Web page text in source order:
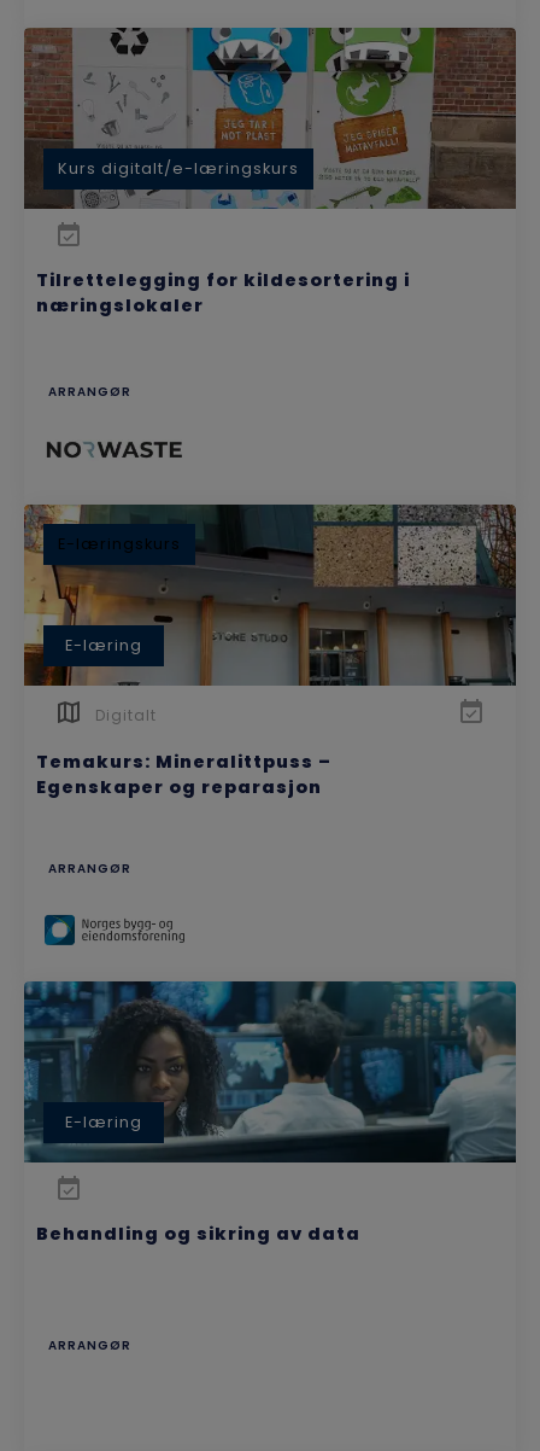
Kurs digitalt/e-læringskurs
Tilrettelegging for kildesortering i
næringslokaler
ARRANGØR
E-læring
E-læringskurs
Digitalt
Temakurs: Mineralittpuss –
Egenskaper og reparasjon
ARRANGØR
E-læring
Behandling og sikring av data
ARRANGØR